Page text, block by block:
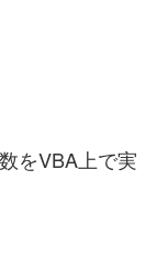
をVBA上で実